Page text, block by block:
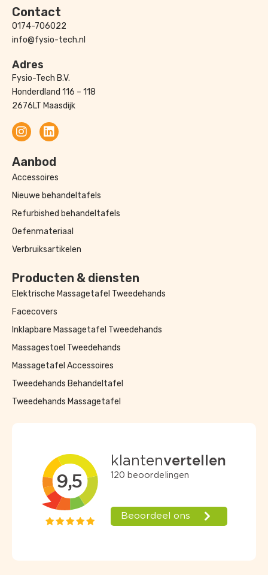
Contact
0174-706022
info@fysio-tech.nl
Adres
Fysio-Tech B.V.
Honderdland 116 – 118
2676LT Maasdijk
Aanbod
Accessoires
Nieuwe behandeltafels
Refurbished behandeltafels
Oefenmateriaal
Verbruiksartikelen
Producten & diensten
Elektrische Massagetafel Tweedehands
Facecovers
Inklapbare Massagetafel Tweedehands
Massagestoel Tweedehands
Massagetafel Accessoires
Tweedehands Behandeltafel
Tweedehands Massagetafel